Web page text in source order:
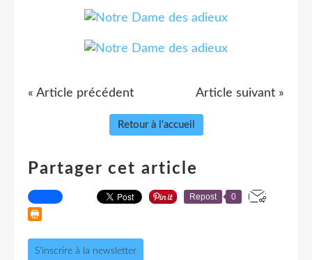
« Article précédent Article suivant »
Retour à l'accueil
Partager cet article
Repost 0
S'inscrire à la newsletter